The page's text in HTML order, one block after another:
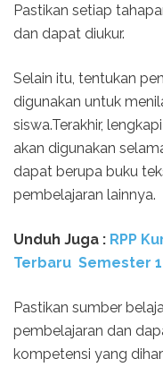
Pastikan setiap
dan dapat diukur.
Selain itu, tentukan
digunakan untuk
siswa.Terakhir,
akan digunakan
dapat berupa buku
pembelajaran lainnya.
Unduh Juga : RPP
Terbaru Semester
Pastikan sumber
pembelajaran dan
kompetensi yang